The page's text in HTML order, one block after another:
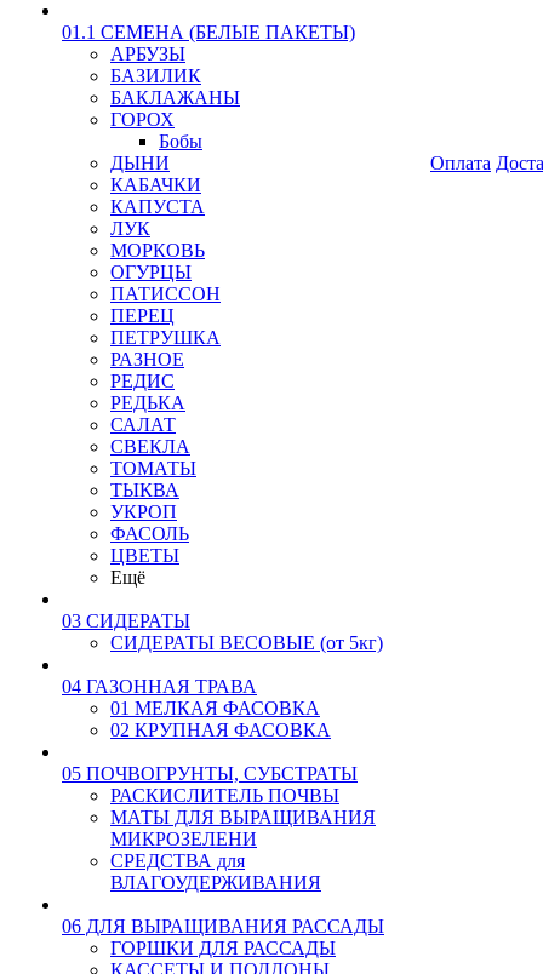
01.1 СЕМЕНА (БЕЛЫЕ ПАКЕТЫ)
АРБУЗЫ
БАЗИЛИК
БАКЛАЖАНЫ
ГОРОХ
Бобы
ДЫНИ
КАБАЧКИ
КАПУСТА
ЛУК
МОРКОВЬ
ОГУРЦЫ
ПАТИССОН
ПЕРЕЦ
ПЕТРУШКА
РАЗНОЕ
РЕДИС
РЕДЬКА
САЛАТ
СВЕКЛА
ТОМАТЫ
ТЫКВА
УКРОП
ФАСОЛЬ
ЦВЕТЫ
Ещё
03 СИДЕРАТЫ
СИДЕРАТЫ ВЕСОВЫЕ (от 5кг)
04 ГАЗОННАЯ ТРАВА
01 МЕЛКАЯ ФАСОВКА
02 КРУПНАЯ ФАСОВКА
05 ПОЧВОГРУНТЫ, СУБСТРАТЫ
РАСКИСЛИТЕЛЬ ПОЧВЫ
МАТЫ ДЛЯ ВЫРАЩИВАНИЯ
МИКРОЗЕЛЕНИ
СРЕДСТВА для
ВЛАГОУДЕРЖИВАНИЯ
06 ДЛЯ ВЫРАЩИВАНИЯ РАССАДЫ
ГОРШКИ ДЛЯ РАССАДЫ
КАССЕТЫ И ПОДДОНЫ
Оплата